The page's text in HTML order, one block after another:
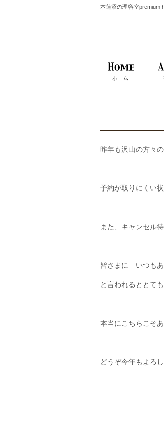
本蓮沼の理容室premium
昨年も沢山の方々
予約が取りにくい
また、キャンセル
皆さまに いつもあ
と言われるととて
本当にこちらこそ
どうぞ今年もよろ